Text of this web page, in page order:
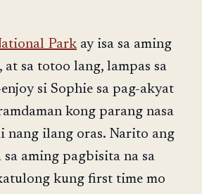
Park ay isa sa aming
at sa totoo lang, lampas sa
si Sophie sa pag-akyat
kong parang nasa
nang ilang oras. Narito ang
aming pagbisita na sa
kung first time mo